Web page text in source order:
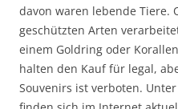
davon waren lebende Tiere.
geschützten Arten
einem Goldring oder
halten den Kauf für legal,
Souvenirs ist verboten.